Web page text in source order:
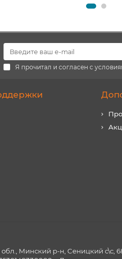
Я прочитал и согласен с
Минский р-н, Сеницкий с\с,